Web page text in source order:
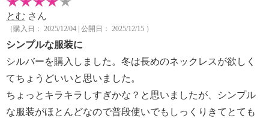
とむ さん
（購入日： 2025/12/04 | 公開日： 2025/12/15 ）
シンプルな服装に
シルバーを購入しました。冬は長めのネックレスが欲しく
てちょうどいいと思いました。
ちょっとキラキラしすぎかな？と思いましたが、シンプル
な服装がほとんどなので普段使いでもしっくりきてとても